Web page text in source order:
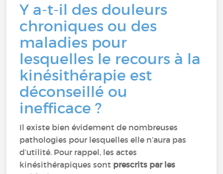
Y a-t-il des douleurs
chroniques ou des
maladies pour
lesquelles le recours à la
kinésithérapie est
déconseillé ou
inefficace ?
Il existe bien évidement de nombreuses
pathologies pour lesquelles elle n’aura pas
d’utilité. Pour rappel, les actes
kinésithérapiques sont prescrits par les